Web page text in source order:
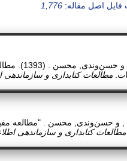
فایل اصل مقاله: 1,776
مروتی, سهراب
مطالعات کتابداری و سازماندهی
و حسن‌وندی, محسن . "مطالعه
مطالعات کتابداری و سازماندهی